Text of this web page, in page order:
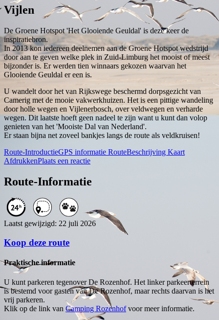
Vijlen
De Groene Hotspot 'Het Glooiende Geuldal' is deze keer de
inspiratiebron.
In 2013 kon iedereen deelnemen aan de Groene Hotspot wedstrijd
door aan te geven welke plek in Zuid-Limburg het mooist of meest
bijzonder is. Er werden tien winnaars gekozen waarvan het
Glooiende Geuldal er een is.
U wandelt door het van Rijkswege beschermd dorpsgezicht van
Camerig met de mooie vakwerkhuizen. Het is een pittige wandeling
door holle wegen en Vijlenerbosch, over veldwegen en verharde
wegen. Dit laatste hoeft geen nadeel te zijn want u kunt dan volop
genieten van het 'Mooiste Dal van Nederland'.
Er staan bijna net zoveel bankjes langs de route als veldkruisen!
Route-IntroductieGPS informatie RouteBeschrijving Kaart
AfdrukkenPlaats een reactie
Route-Informatie
Laatst gewijzigd: 22 juli 2026
Koop deze route
Praktische informatie
U kunt parkeren tegenover De Rozenhof. Het linker parkeerterrein
is bestemd voor gasten van De Rozenhof, maar rechts daarvan is het
vrij parkeren.
Klik op de link van Camping Rozenhofvoor meer informatie.